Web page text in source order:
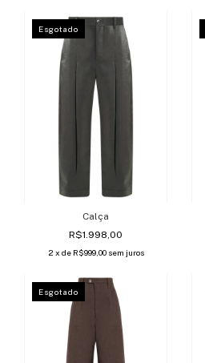
Esgotado
Calça
R$1.998,00
2 x de R$999,00 sem juros
Esgotado